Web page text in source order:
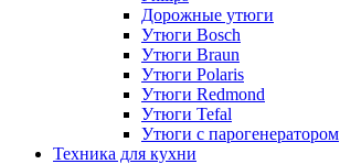
Дорожные утюги
Утюги Bosch
Утюги Braun
Утюги Polaris
Утюги Redmond
Утюги Tefal
Утюги с парогенератором
Техника для кухни